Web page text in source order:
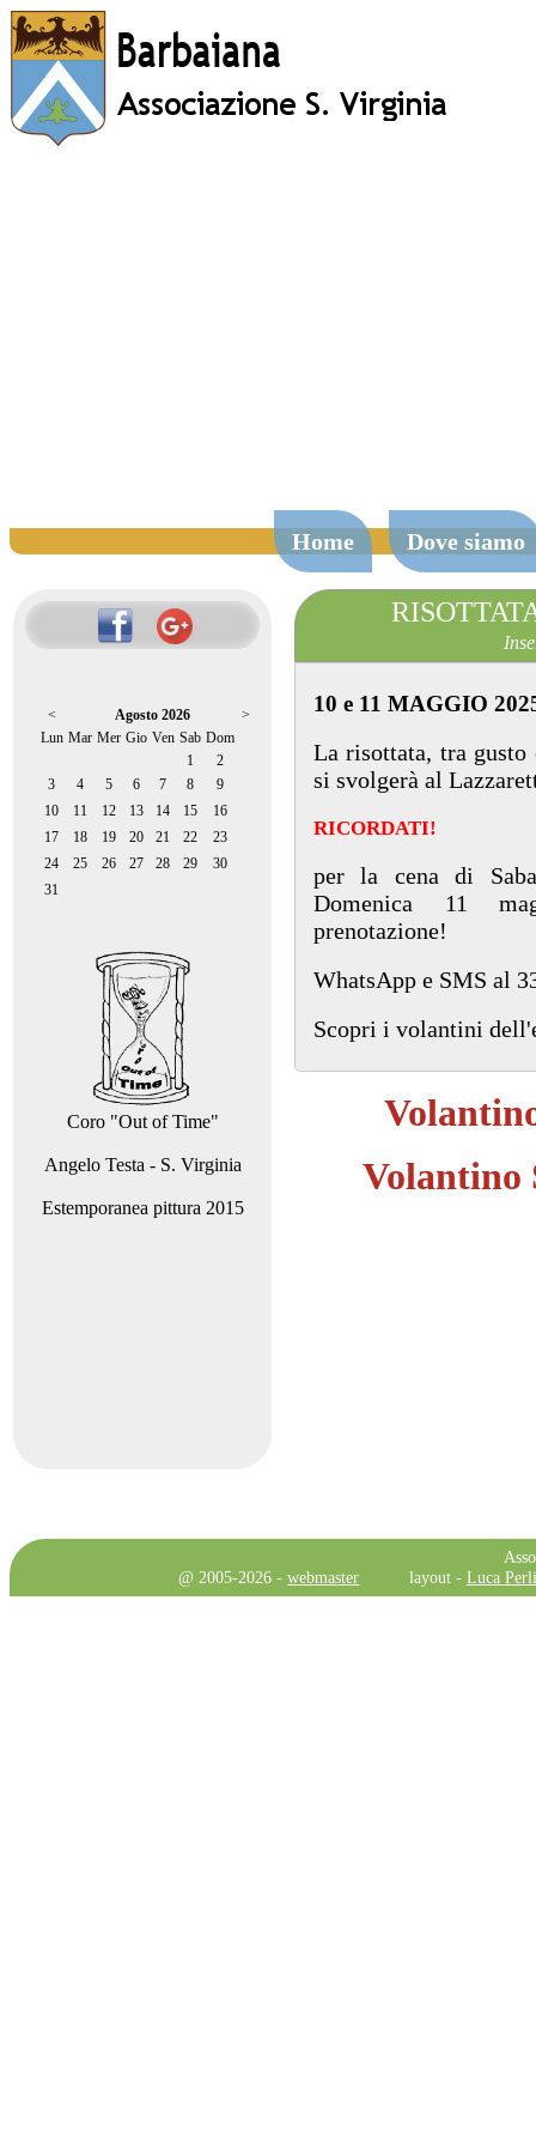
Home Dove siamo
< Agosto 2026
>
Lun Mar Mer Gio Ven Sab Dom
1
2
3
4 5 6 7 8
9
10
11 12 13 14 15
16
17
18 19 20 21 22
23
24
25 26 27 28 29
30
31
Coro "Out of Time"
Angelo Testa - S. Virginia
Estemporanea pittura 2015
10 e 11 MAGGIO
La risottata, tra gusto
si svolgerà al
RICORDATI!
per la cena di
Domenica 11
prenotazione!
WhatsApp e SMS al
Scopri i volantini
Volantino
@ 2005-2026 -webmaster layout - Luca